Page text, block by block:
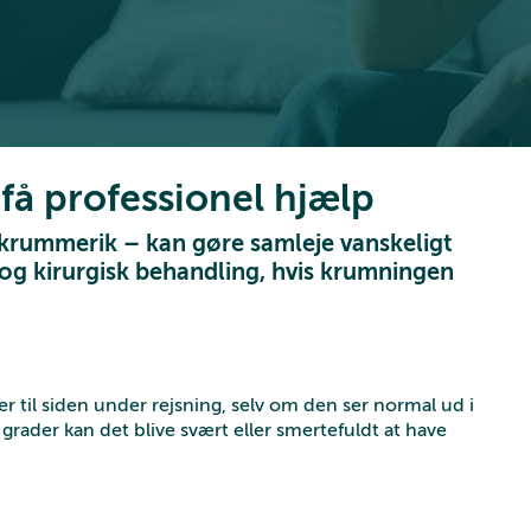
professionel hjælp
– kan gøre samleje vanskeligt
kirurgisk behandling, hvis krumningen
til siden under rejsning, selv om den ser normal ud i
kan det blive svært eller smertefuldt at have